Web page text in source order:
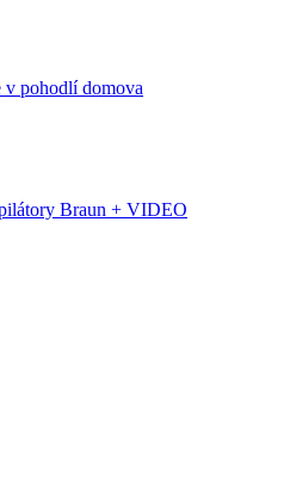
v pohodlí domova
Braun + VIDEO